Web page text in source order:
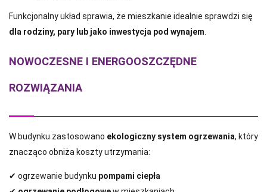
Funkcjonalny układ sprawia, że mieszkanie idealnie sprawdzi się
dla rodziny, pary lub jako inwestycja pod wynajem
NOWOCZESNE I ENERGOOSZCZĘDNE
ROZWIĄZANIA
W budynku zastosowano ekologiczny system ogrzewania, który
znacząco obniża koszty utrzymania:
✔ ogrzewanie budynku pompami ciepła